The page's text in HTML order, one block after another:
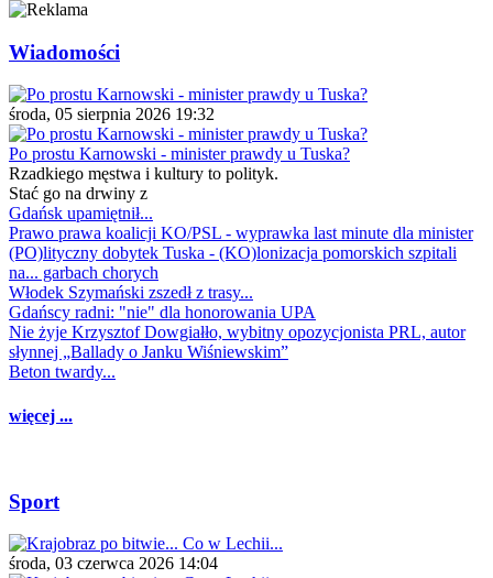
Wiadomości
środa, 05 sierpnia 2026 19:32
Po prostu Karnowski - minister prawdy u Tuska?
Rzadkiego męstwa i kultury to polityk.
Stać go na drwiny z
Gdańsk upamiętnił...
Prawo prawa koalicji KO/PSL - wyprawka last minute dla minister
(PO)lityczny dobytek Tuska - (KO)lonizacja pomorskich szpitali
na... garbach chorych
Włodek Szymański zszedł z trasy...
Gdańscy radni: "nie" dla honorowania UPA
Nie żyje Krzysztof Dowgiałło, wybitny opozycjonista PRL, autor
słynnej „Ballady o Janku Wiśniewskim”
Beton twardy...
więcej ...
Sport
środa, 03 czerwca 2026 14:04